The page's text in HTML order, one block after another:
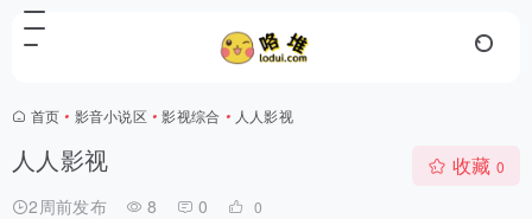
首页 • 影音小说区 • 影视综合 • 人人影视
人人影视
2周前发布 8 0 0
收藏 0